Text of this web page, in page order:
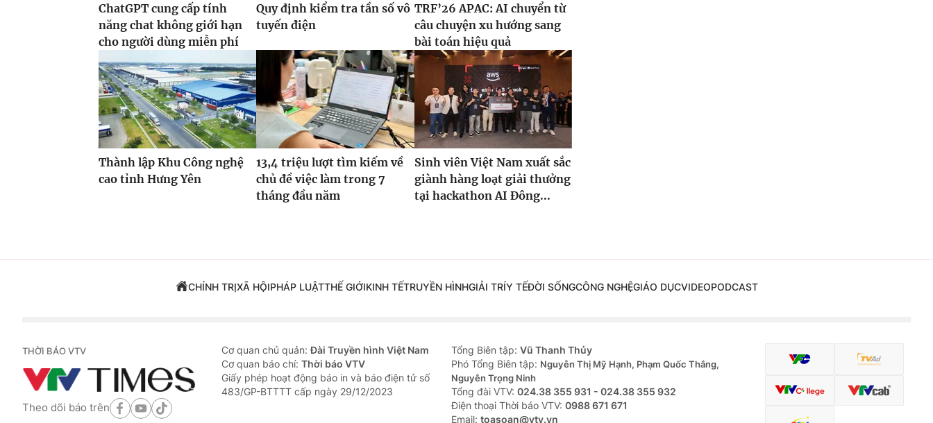
ChatGPT cung cấp tính
năng chat không giới hạn
cho người dùng miễn phí
Quy định kiểm tra tần số vô
tuyến điện
TRF’26 APAC: AI chuyển từ
câu chuyện xu hướng sang
bài toán hiệu quả
Thành lập Khu Công nghệ
cao tỉnh Hưng Yên
13,4 triệu lượt tìm kiếm về
chủ đề việc làm trong 7
tháng đầu năm
Sinh viên Việt Nam xuất sắc
giành hàng loạt giải thưởng
tại hackathon AI Đông...
CHÍNH TRỊXÃ HỘIPHÁP LUẬTTHẾ GIỚIKINH TẾTRUYỀN HÌNHGIẢI TRÍY TẾĐỜI SỐNGCÔNG NGHỆGIÁO DỤCVIDEOPODCAST
THỜI BÁO VTV
Theo dõi báo trên
Cơ quan chủ quản:Đài Truyền hình Việt Nam
Cơ quan báo chí: Thời báo VTV
Giấy phép hoạt động báo in và báo điện tử số
483/GP-BTTTT cấp ngày 29/12/2023
Tổng Biên tập: Vũ Thanh Thủy
Phó Tổng Biên tập: Nguyễn Thị Mỹ Hạnh, Phạm Quốc Thắng,
Nguyễn Trọng Ninh
Tổng đài VTV: 024.38 355 931 - 024.38 355 932
Ðiện thoại Thời báo VTV: 0988 671 671
Email: toasoan@vtv.vn